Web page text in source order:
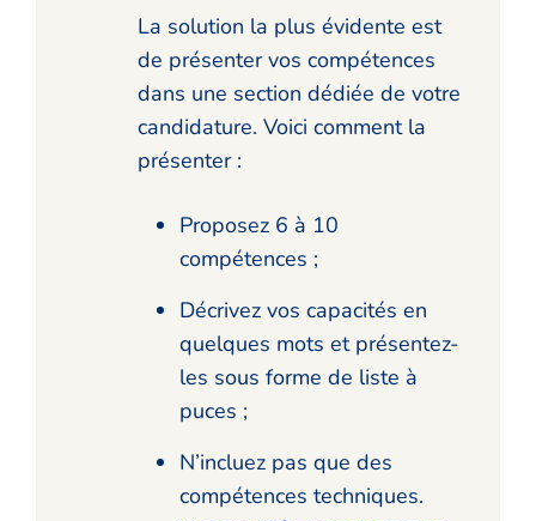
La solution la plus évidente est
de présenter vos compétences
dans une section dédiée de votre
candidature. Voici comment la
présenter :
Proposez 6 à 10
compétences ;
Décrivez vos capacités en
quelques mots et présentez-
les sous forme de liste à
puces ;
N’incluez pas que des
compétences techniques.